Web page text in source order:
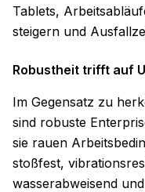
Tablets,
steigern und
Robustheit trifft auf
Im Gegensatz zu
sind robuste
sie rauen
stoßfest,
wasserabweisend